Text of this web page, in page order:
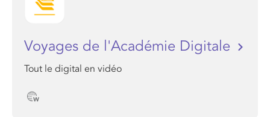
Voyages de l'Académie Digitale
Tout le digital en vidéo